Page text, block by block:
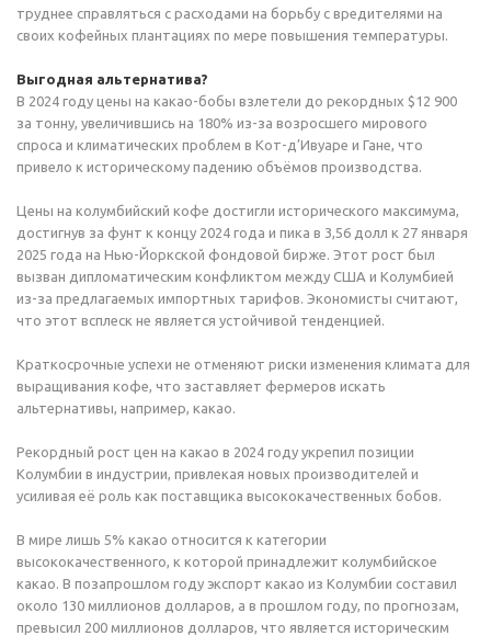
труднее справляться с расходами на борьбу с вредителями на
своих кофейных плантациях по мере повышения температуры.
Выгодная альтернатива?
В 2024 году цены на какао-бобы взлетели до рекордных $12 900
за тонну, увеличившись на 180% из-за возросшего мирового
спроса и климатических проблем в Кот-д’Ивуаре и Гане, что
привело к историческому падению объёмов производства.
Цены на колумбийский кофе достигли исторического максимума,
достигнув за фунт к концу 2024 года и пика в 3,56 долл к 27 января
2025 года на Нью-Йоркской фондовой бирже. Этот рост был
вызван дипломатическим конфликтом между США и Колумбией
из-за предлагаемых импортных тарифов. Экономисты считают,
что этот всплеск не является устойчивой тенденцией.
Краткосрочные успехи не отменяют риски изменения климата для
выращивания кофе, что заставляет фермеров искать
альтернативы, например, какао.
Рекордный рост цен на какао в 2024 году укрепил позиции
Колумбии в индустрии, привлекая новых производителей и
усиливая её роль как поставщика высококачественных бобов.
В мире лишь 5% какао относится к категории
высококачественного, к которой принадлежит колумбийское
какао. В позапрошлом году экспорт какао из Колумбии составил
около 130 миллионов долларов, а в прошлом году, по прогнозам,
превысил 200 миллионов долларов, что является историческим